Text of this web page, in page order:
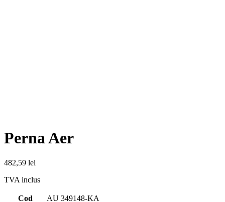
Perna Aer
482,59 lei
TVA inclus
Cod AU 349148-KA